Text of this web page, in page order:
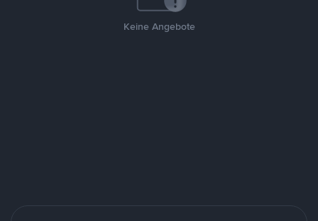
Keine Angebote